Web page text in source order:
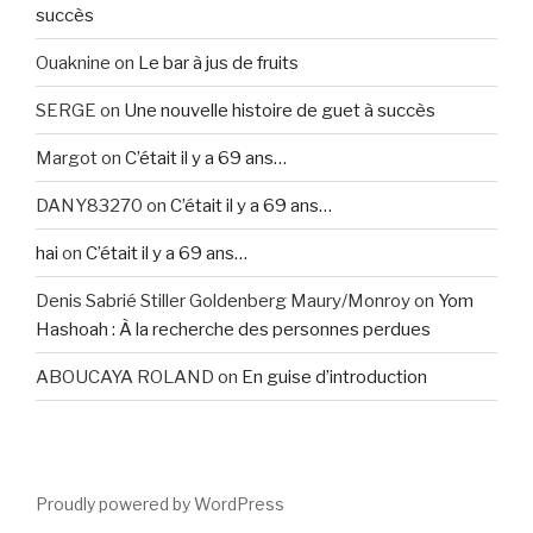
succès
Ouaknine on Le bar à jus de fruits
SERGE on Une nouvelle histoire de guet à succès
Margoton C’était il y a 69 ans…
DANY83270 on C’était il y a 69 ans…
hai on C’était il y a 69 ans…
Denis Sabrié Stiller Goldenberg Maury/Monroyon Yom
Hashoah : À la recherche des personnes perdues
ABOUCAYA ROLAND on En guise d’introduction
Proudly powered by WordPress